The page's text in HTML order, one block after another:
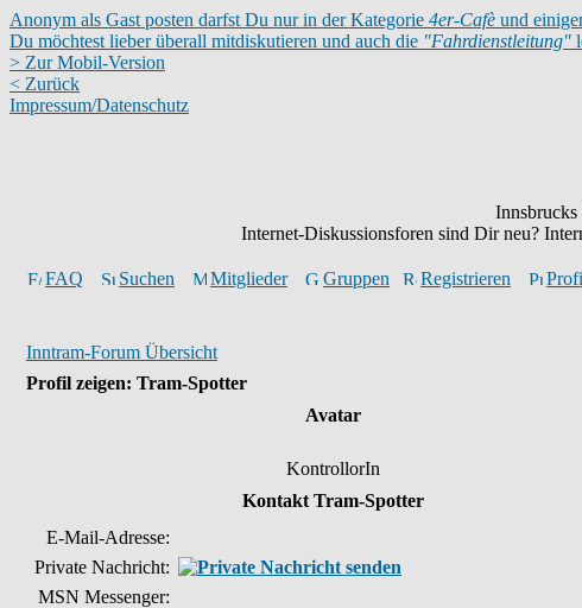
Anonym als Gast posten darfst Du nur in der Kategorie 4er-Cafè und
Du möchtest lieber überall mitdiskutieren und auch die "Fahrdienstleitung"
> Zur Mobil-Version
< Zurück
Impressum/Datenschutz
Internet-Diskussionsforen sind Dir neu?
FAQ Suchen Mitglieder Gruppen Registrieren
Inntram-Forum Übersicht
Profil zeigen: Tram-Spotter
Avatar
KontrollorIn
Kontakt Tram-Spotter
E-Mail-Adresse:
Private Nachricht:
MSN Messenger: